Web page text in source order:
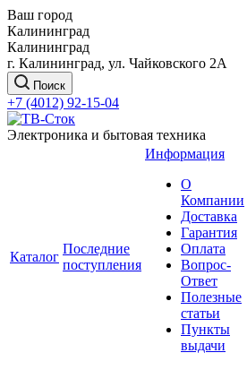
Ваш город
Калининград
Калининград
г. Калининград, ул. Чайковского 2А
Поиск
+7 (4012) 92-15-04
Электроника и бытовая техника
Каталог
Последние
поступления
Информация
О
Компании
Доставка
Гарантия
Оплата
Вопрос-
Ответ
Полезные
статьи
Пункты
выдачи